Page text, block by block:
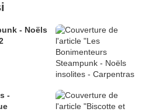
- Noëls
-